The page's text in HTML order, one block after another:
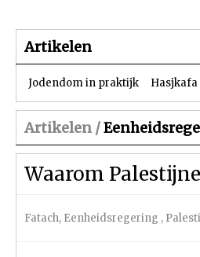
Artikelen
Jodendom in praktijk Hasjkafa
Artikelen /
Waarom
Fatach, Eenheidsregering ,